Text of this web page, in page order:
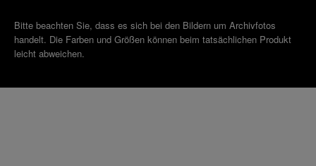
Bitte beachten Sie, dass es sich bei den Bildern um Archivfotos
handelt. Die Farben und Größen können beim tatsächlichen Produkt
leicht abweichen.